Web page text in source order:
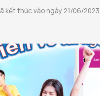
kết thúc vào ngày 21/06/